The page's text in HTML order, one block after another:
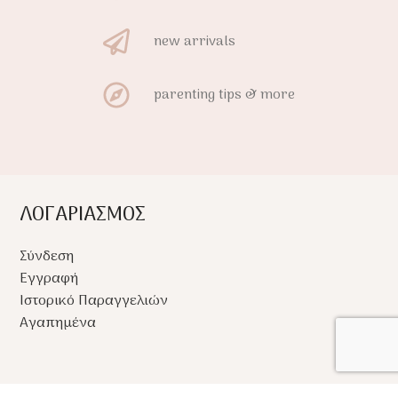
new arrivals
parenting tips & more
ΛΟΓΑΡΙΑΣΜΟΣ
Σύνδεση
Εγγραφή
Ιστορικό Παραγγελιών
Αγαπημένα